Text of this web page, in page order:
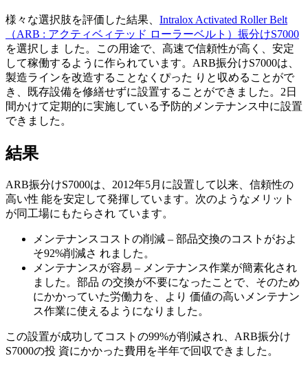
様々な選択肢を評価した結果、 Intralox Activated Roller Belt
（ARB : アクティベィテッド ローラーベルト）振分けS7000
を選択しま した。この用途で、高速で信頼性が高く、安定
して稼働するように作られています。ARB振分けS7000は、
製造ラインを改造することなくぴった りと収めることがで
き、既存設備を修繕せずに設置することができました。2日
間かけて定期的に実施している予防的メンテナンス中に設置
できました。
結果
ARB振分けS7000は、2012年5月に設置して以来、信頼性の
高い性 能を安定して発揮しています。次のようなメリット
が同工場にもたらされ ています。
メンテナンスコストの削減 – 部品交換のコストがおよ
そ92%削減さ れました。
メンテナンスが容易 – メンテナンス作業が簡素化され
ました。部品 の交換が不要になったことで、そのため
にかかっていた労働力を、より 価値の高いメンテナン
ス作業に使えるようになりました。
この設置が成功してコストの99%が削減され、ARB振分け
S7000の投 資にかかった費用を半年で回収できました。